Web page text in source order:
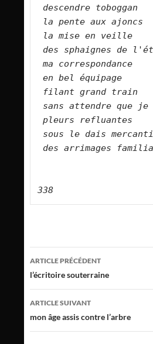
descendre toboggan
la pente aux ajoncs
la mise en veille
des sphaignes de
ma correspondance
en bel équipage
filant grand train
sans attendre que
pleurs refluantes
sous le dais
des arrimages
338
Navigation
des
articles
ARTICLE PRÉCÉDENT
l’écritoire souterraine
ARTICLE SUIVANT
mon âge assis contre l’arbre